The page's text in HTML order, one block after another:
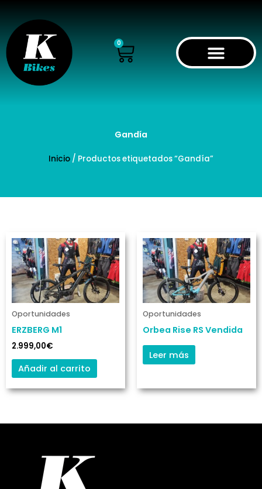
contenido
0
Cart
Gandía
Inicio / Productos etiquetados “Gandía”
Oportunidades
ERZBERG M1
2.999,00€
Añadir al carrito
Oportunidades
Orbea Rise RS Vendida
Leer más